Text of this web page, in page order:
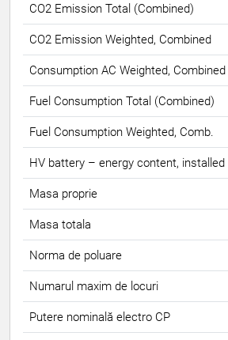
CO2 Emission Total (Combined)
CO2 Emission Weighted, Combined
Consumption AC Weighted, Combined
Fuel Consumption Total (Combined)
Fuel Consumption Weighted, Comb.
HV battery – energy content, installed
Masa proprie
Masa totala
Norma de poluare
Numarul maxim de locuri
Putere nominală electro CP